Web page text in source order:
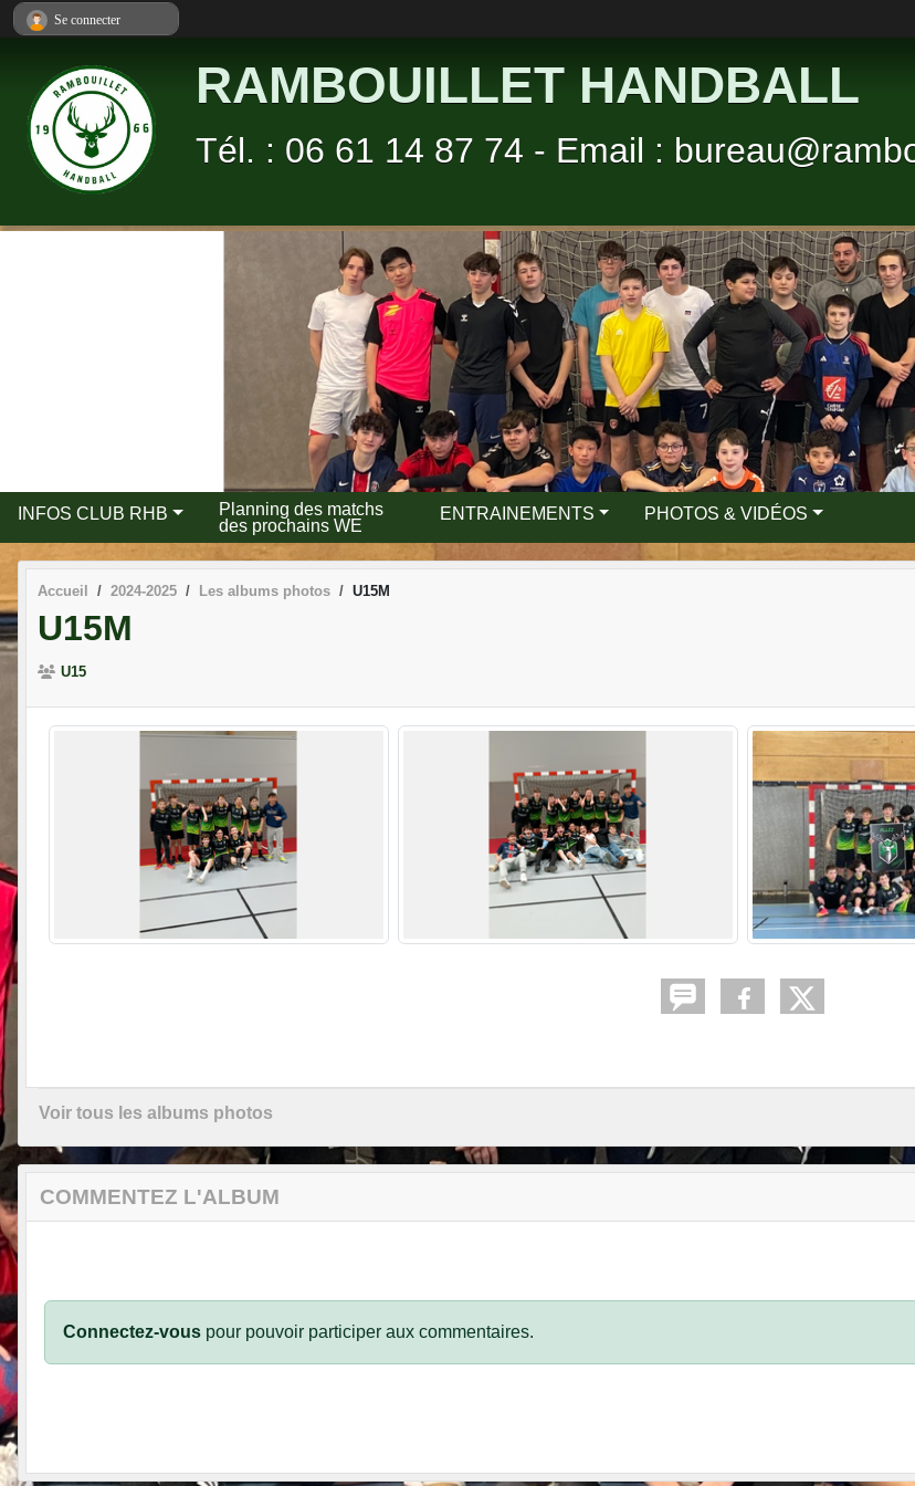
RAMBOUILLET HANDBALL
Tél. : 06 61 14 87 74 - Email :
INFOS CLUB RHB
Planning des matchs
des prochains WE
ENTRAINEMENTS PHOTOS & VIDÉOS
Accueil 2024-2025 Les albums photos U15M
U15M
U15
Voir tous les albums photos
COMMENTEZ L'ALBUM
Connectez-vous pour pouvoir participer aux commentaires.
Se connecter
Panneau de gestion des cookies